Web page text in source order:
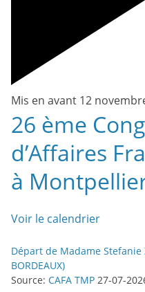
Mis en avant 12
26 ème
d’Affaires
à
Voir le calendrier
Départ de Madame Stefanie
BORDEAUX)
Source: CAFA TMP 27-07-